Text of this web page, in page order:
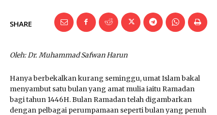
SHARE
Oleh: Dr. Muhammad Safwan Harun
Hanya berbekalkan kurang seminggu, umat Islam bakal
menyambut satu bulan yang amat mulia iaitu Ramadan
bagi tahun 1446H. Bulan Ramadan telah digambarkan
dengan pelbagai perumpamaan seperti bulan yang penuh